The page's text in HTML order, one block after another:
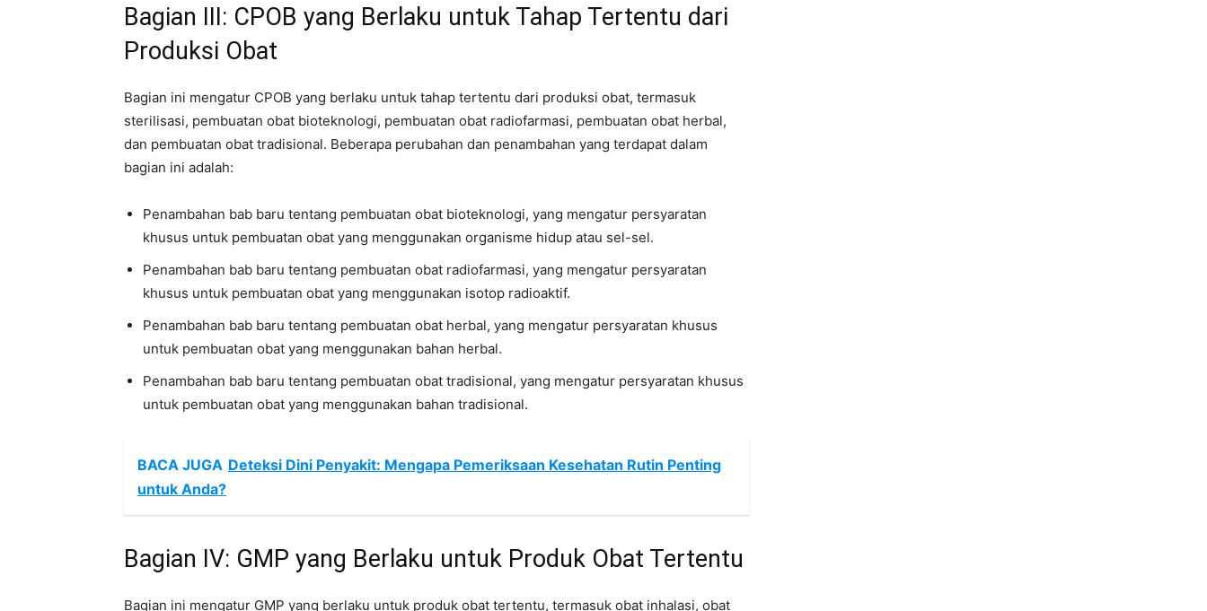
Bagian III: CPOB yang Berlaku untuk Tahap Tertentu dari
Produksi Obat
Bagian ini mengatur CPOB yang berlaku untuk tahap tertentu dari produksi obat, termasuk
sterilisasi, pembuatan obat bioteknologi, pembuatan obat radiofarmasi, pembuatan obat herbal,
dan pembuatan obat tradisional. Beberapa perubahan dan penambahan yang terdapat dalam
bagian ini adalah:
Penambahan bab baru tentang pembuatan obat bioteknologi, yang mengatur persyaratan
khusus untuk pembuatan obat yang menggunakan organisme hidup atau sel-sel.
Penambahan bab baru tentang pembuatan obat radiofarmasi, yang mengatur persyaratan
khusus untuk pembuatan obat yang menggunakan isotop radioaktif.
Penambahan bab baru tentang pembuatan obat herbal, yang mengatur persyaratan khusus
untuk pembuatan obat yang menggunakan bahan herbal.
Penambahan bab baru tentang pembuatan obat tradisional, yang mengatur persyaratan khusus
untuk pembuatan obat yang menggunakan bahan tradisional.
BACA JUGA Deteksi Dini Penyakit: Mengapa Pemeriksaan Kesehatan Rutin Penting
untuk Anda?
Bagian IV: GMP yang Berlaku untuk Produk Obat Tertentu
Bagian ini mengatur GMP yang berlaku untuk produk obat tertentu, termasuk obat inhalasi, obat